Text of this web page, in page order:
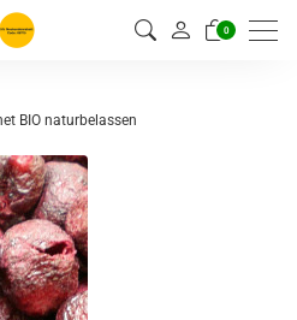
0
BIO naturbelassen